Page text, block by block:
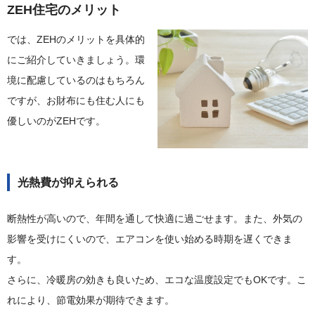
ZEH住宅のメリット
では、ZEHのメリットを具体的
にご紹介していきましょう。環
境に配慮しているのはもちろん
ですが、お財布にも住む人にも
優しいのがZEHです。
光熱費が抑えられる
断熱性が高いので、年間を通して快適に過ごせます。また、外気の
影響を受けにくいので、エアコンを使い始める時期を遅くできま
す。
さらに、冷暖房の効きも良いため、エコな温度設定でもOKです。こ
れにより、節電効果が期待できます。